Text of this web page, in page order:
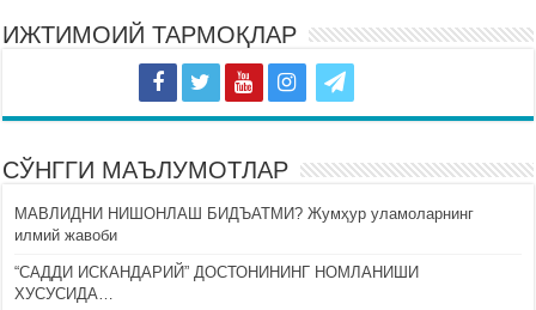
ИЖТИМОИЙ ТАРМОҚЛАР
СЎНГГИ МАЪЛУМОТЛАР
МАВЛИДНИ НИШОНЛАШ БИДЪАТМИ? Жумҳур уламоларнинг
илмий жавоби
“САДДИ ИСКАНДАРИЙ” ДОСТОНИНИНГ НОМЛАНИШИ
ХУСУСИДА…